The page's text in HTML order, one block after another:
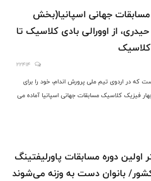
جهانی اسپانیا(بخش
از اوورالی بادی کلاسیک تا
22414
که در اردوی تیم ملی پرورش اندام، خود را برای
فیزیک کلاسیک مسابقات جهانی اسپانیا آماده می
اولین دوره مسابقات پاورلیفتینگ
کشور/ بانوان دست به وزنه می‌شوند